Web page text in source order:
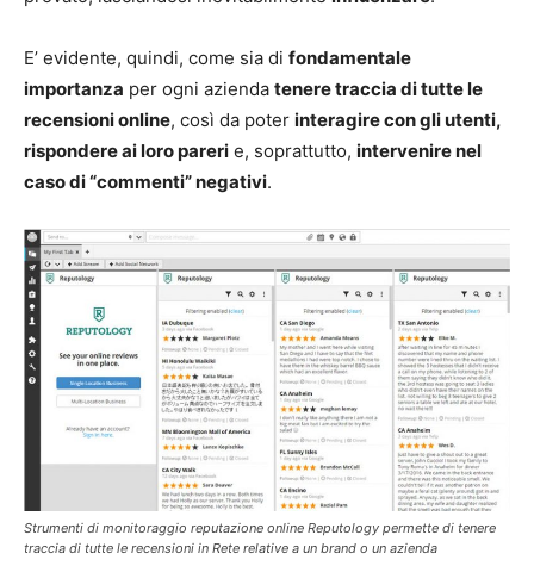
E’ evidente, quindi, come sia di fondamentale
importanza per ogni azienda tenere traccia di tutte le
recensioni online, così da poter interagire con gli utenti,
rispondere ai loro pareri e, soprattutto, intervenire nel
caso di “commenti” negativi.
Strumenti di monitoraggio reputazione online Reputology permette di tenere
traccia di tutte le recensioni in Rete relative a un brand o un azienda